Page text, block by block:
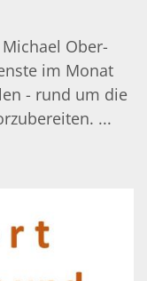
Ober-
im Monat
- rund um die
...